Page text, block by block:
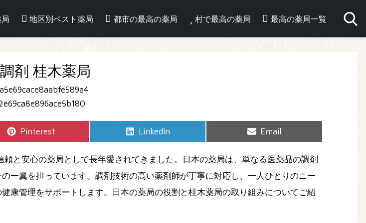
地区別ベスト薬局 都市の最高の薬局 村で最高の薬局 最高の薬局一覧
剤 桂木薬局
Share
Pinterest
Share
LinkedIn
Share
Email
と安心の薬局として長年愛されてきました。日本の薬局は、単なる医薬品の調剤
一翼を担っています。調剤技術の高い薬剤師が丁寧に対応し、一人ひとりのニー
康管理をサポートします。日本の薬局の役割と桂木薬局の取り組みについてご紹